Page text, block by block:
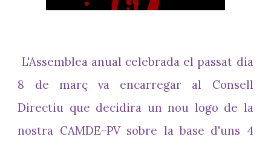
L'Assemblea anual celebrada el passat dia
8 de març va encarregar al Consell
Directiu que decidira un nou logo de la
nostra CAMDE-PV sobre la base d'uns 4